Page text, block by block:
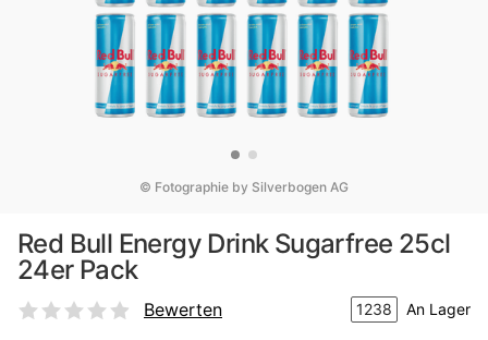
© Fotographie by Silverbogen AG
Red Bull Energy Drink Sugarfree 25cl
24er Pack
Bewerten 1238 An Lager